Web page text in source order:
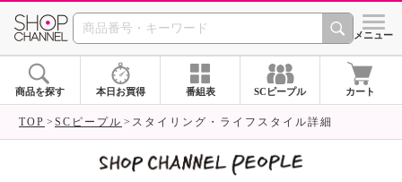
SHOP CHANNEL シメニュー
商品を探す 本日お買得 番組表 SCピープル カート
TOP SCピープル スタイリング・ライフスタイル詳細